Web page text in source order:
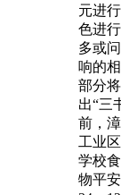
元进
色进
多或
响的
部分
出“三
前，
工业
学校
物平